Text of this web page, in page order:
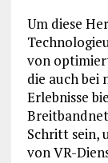
Um diese
von
die auch bei
Erlebnisse
Schritt sein,
von VR-